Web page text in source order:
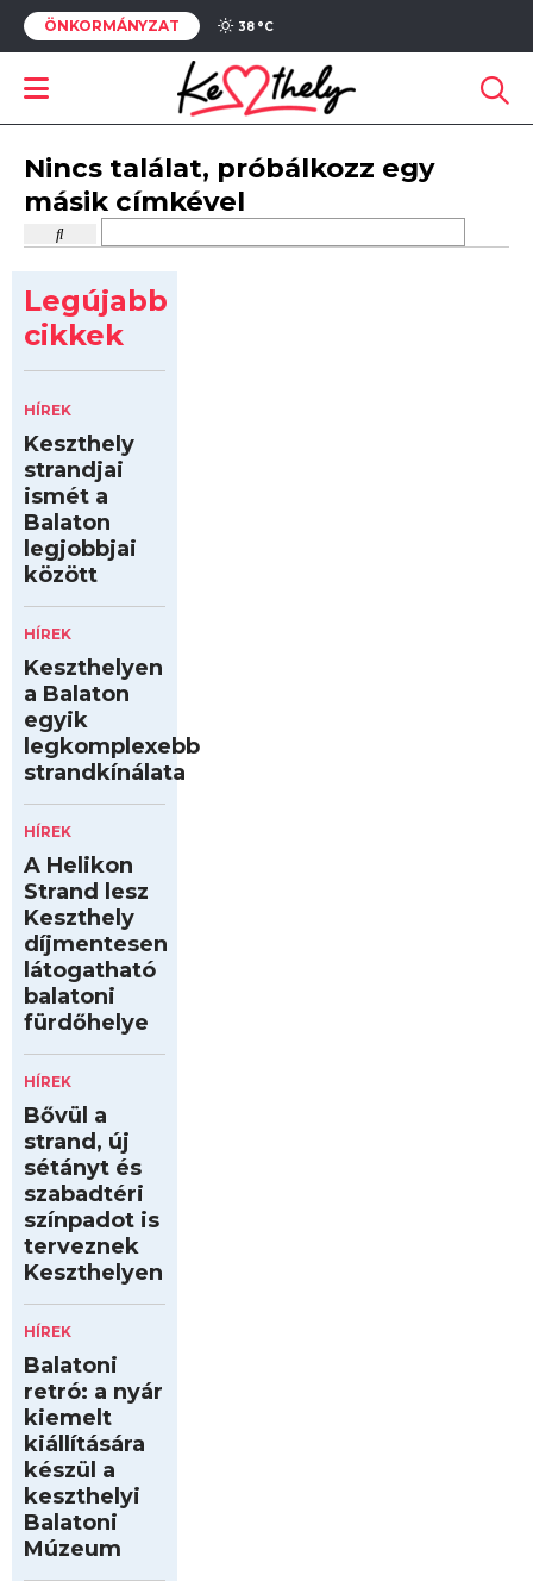
ÖNKORMÁNYZAT 38 °C
Nincs találat, próbálkozz egy
másik címkével
Legújabb
cikkek
HÍREK
Keszthely
strandjai
ismét a
Balaton
legjobbjai
között
HÍREK
Keszthelyen
a Balaton
egyik
legkomplexebb
strandkínálata
HÍREK
A Helikon
Strand lesz
Keszthely
díjmentesen
látogatható
balatoni
fürdőhelye
HÍREK
Bővül a
strand, új
sétányt és
szabadtéri
színpadot is
terveznek
Keszthelyen
HÍREK
Balatoni
retró: a nyár
kiemelt
kiállítására
készül a
keszthelyi
Balatoni
Múzeum